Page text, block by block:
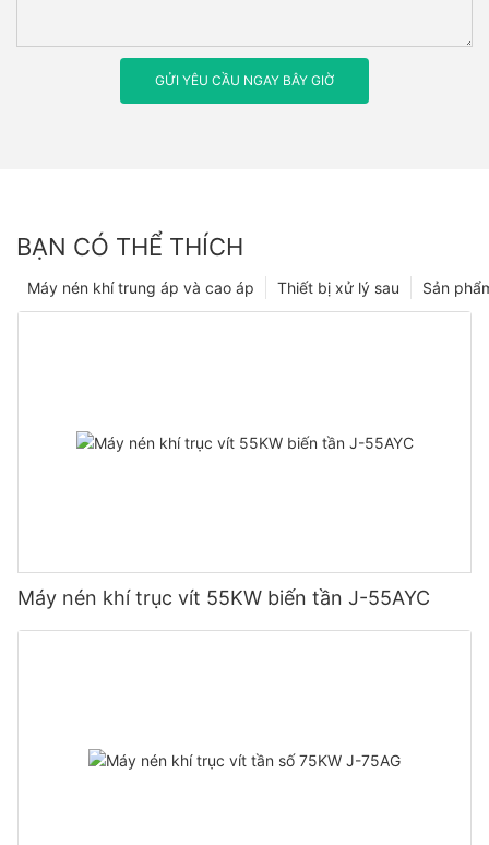
GỬI YÊU CẦU NGAY BÂY GIỜ
BẠN CÓ THỂ THÍCH
Sản
Thiết bị xử lý sau
Máy nén khí trung áp và cao áp
Máy nén khí trục vít 55KW biến tần J-55AYC